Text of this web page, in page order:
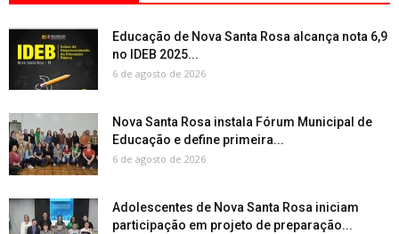
Educação de Nova Santa Rosa alcança nota 6,9
no IDEB 2025...
6 de agosto de 2026
Nova Santa Rosa instala Fórum Municipal de
Educação e define primeira...
6 de agosto de 2026
Adolescentes de Nova Santa Rosa iniciam
participação em projeto de preparação...